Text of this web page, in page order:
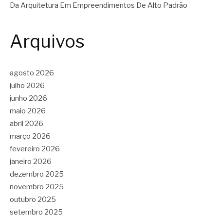
Da Arquitetura Em Empreendimentos De Alto Padrão
Arquivos
agosto 2026
julho 2026
junho 2026
maio 2026
abril 2026
março 2026
fevereiro 2026
janeiro 2026
dezembro 2025
novembro 2025
outubro 2025
setembro 2025